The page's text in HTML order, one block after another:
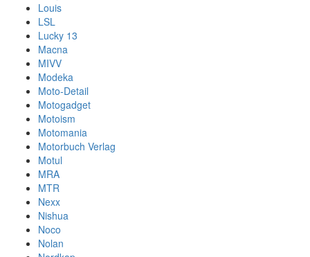
Louis
LSL
Lucky 13
Macna
MIVV
Modeka
Moto-Detail
Motogadget
Motoism
Motomania
Motorbuch Verlag
Motul
MRA
MTR
Nexx
Nishua
Noco
Nolan